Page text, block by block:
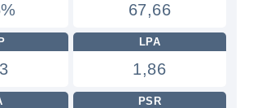
67,66
LPA
1,86
PSR